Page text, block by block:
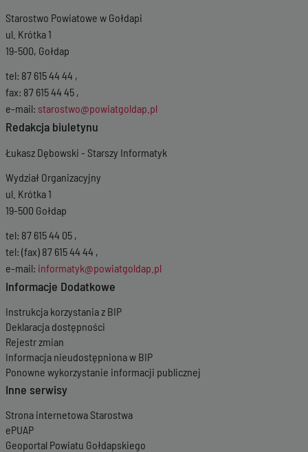
Starostwo Powiatowe w Gołdapi
ul. Krótka 1
19-500, Gołdap
tel: 87 615 44 44 ,
fax: 87 615 44 45 ,
e-mail: starostwo@powiatgoldap.pl
Redakcja biuletynu
Łukasz Dębowski - Starszy Informatyk
Wydział Organizacyjny
ul. Krótka 1
19-500 Gołdap
tel: 87 615 44 05 ,
tel: (fax) 87 615 44 44 ,
e-mail: informatyk@powiatgoldap.pl
Informacje Dodatkowe
Instrukcja korzystania z BIP
Deklaracja dostępności
Rejestr zmian
Informacja nieudostępniona w BIP
Ponowne wykorzystanie informacji publicznej
Inne serwisy
Strona internetowa Starostwa
ePUAP
Geoportal Powiatu Gołdapskiego